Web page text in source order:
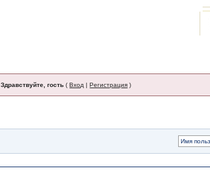
Здравствуйте, гость (Вход |Регистрация )